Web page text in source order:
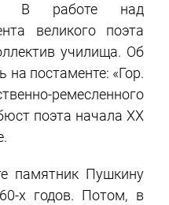
В работе над
великого поэта
училища. Об
на постаменте: «Гор.
ремесленного
поэта начала XX
памятник Пушкину
х годов. Потом, в